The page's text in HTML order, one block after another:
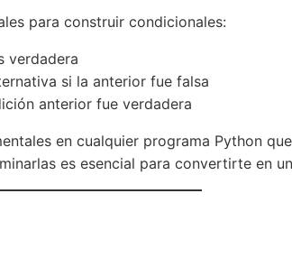
para construir condicionales:
verdadera
si la anterior fue falsa
anterior fue verdadera
en cualquier programa Python
es esencial para convertirte en